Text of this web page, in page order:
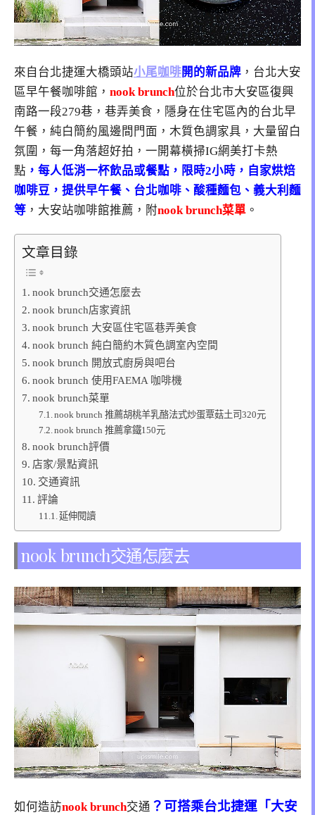
來自台北捷運大橋頭站小尾咖啡開的新品牌 ，台北大安
區早午餐咖啡館， nook brunch位於台北市大安區復興
南路一段279巷，巷弄美食，隱身在住宅區內的台北早
午餐，純白簡約風邊間門面 ，木質色調家具，大量留白
氛圍，每一角落超好拍，一開幕橫掃IG網美打卡熱
點 ，每人低消一杯飲品或餐點，限時2小時，自家烘焙
咖啡豆，提供早午餐、台北咖啡、酸種麵包、義大利麵
等 ，大安站咖啡館推薦，附nook brunch菜單 。
文章目錄
nook brunch交通怎麼去
nook brunch店家資訊
nook brunch 大安區住宅區巷弄美食
nook brunch 純白簡約木質色調室內空間
nook brunch 開放式廚房與吧台
nook brunch 使用FAEMA 咖啡機
nook brunch菜單
nook brunch 推薦胡桃羊乳酪法式炒蛋覃菇土司320元
nook brunch 推薦拿鐵150元
nook brunch評價
店家/景點資訊
交通資訊
評論
延伸閱讀
nook brunch交通怎麼去
如何造訪nook brunch交通 ？可搭乘台北捷運「大安